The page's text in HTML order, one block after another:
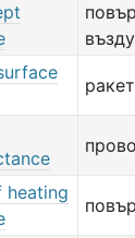
heating